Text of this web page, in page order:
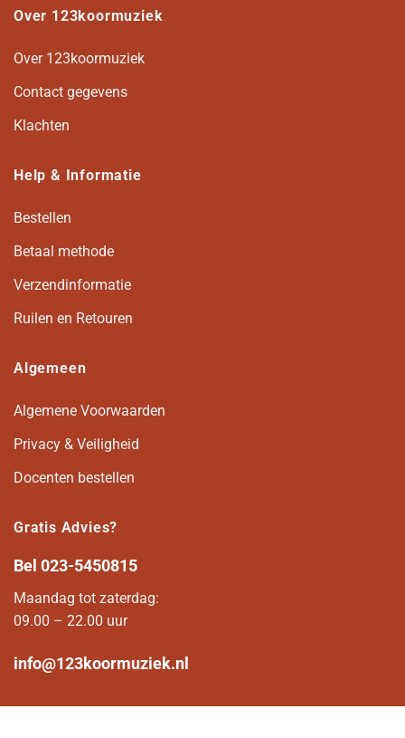
Over 123koormuziek
Over 123koormuziek
Contact gegevens
Klachten
Help & Informatie
Bestellen
Betaal methode
Verzendinformatie
Ruilen en Retouren
Algemeen
Algemene Voorwaarden
Privacy & Veiligheid
Docenten bestellen
Gratis Advies?
Bel 023-5450815
Maandag tot zaterdag:
09.00 – 22.00 uur
info@123koormuziek.nl